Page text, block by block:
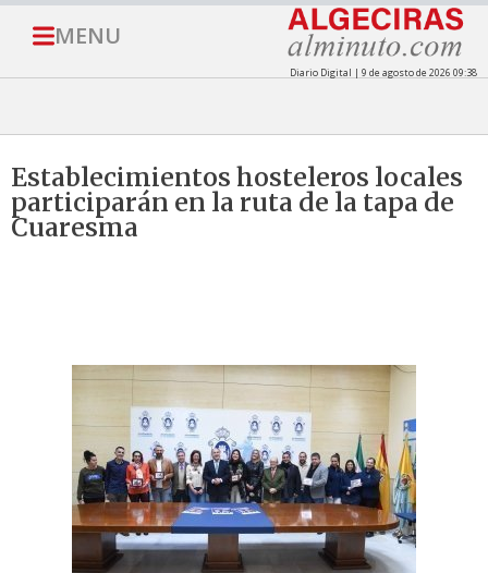
MENU
Diario Digital | 9 de agosto de 2026 09:38
Establecimientos hosteleros locales
participarán en la ruta de la tapa de
Cuaresma